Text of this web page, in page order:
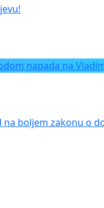
napada na
boljem zakonu o